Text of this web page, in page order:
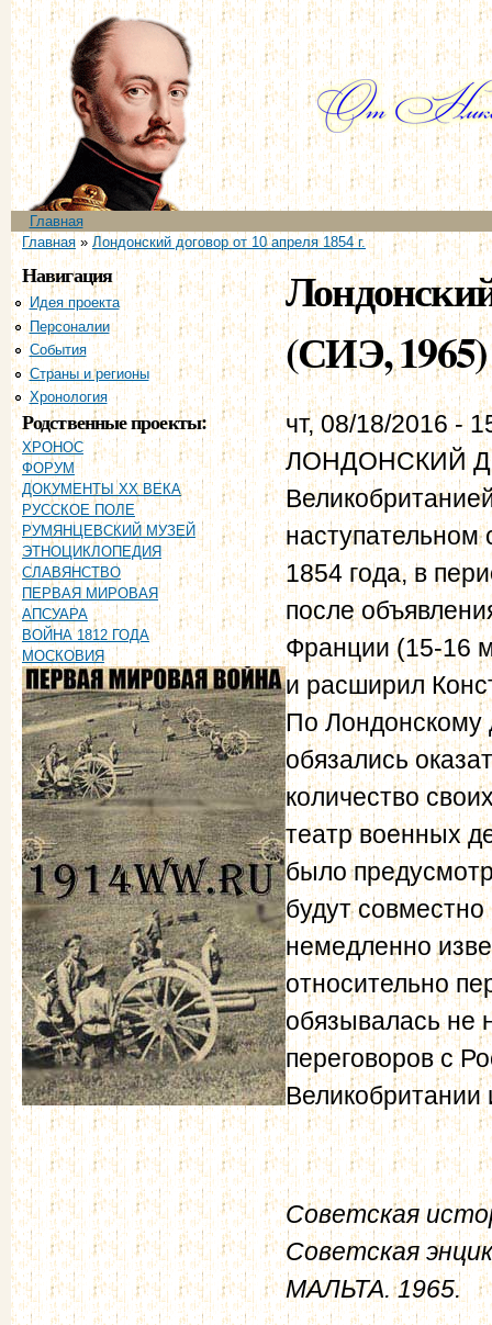
Главное меню
Главная
Вы здесь
Главная» Лондонский договор от 10 апреля 1854 г.
Навигация
Идея проекта
Персоналии
События
Страны и регионы
Хронология
Родственные проекты:
ХРОНОС
ФОРУМ
ДОКУМЕНТЫ XX ВЕКА
РУССКОЕ ПОЛЕ
РУМЯНЦЕВСКИЙ МУЗЕЙ
ЭТНОЦИКЛОПЕДИЯ
СЛАВЯНСТВО
ПЕРВАЯ МИРОВАЯ
АПСУАРА
ВОЙНА 1812 ГОДА
МОСКОВИЯ
(СИЭ, 1965)
чт, 08/18/2016 -
ЛОНДОНСКИЙ
наступательном
1854 года, в
после
Франции (15-16
и расширил
По Лондонскому
обязались
количество
театр военных
было
будут
немедленно
относительно
обязывалась не
переговоров с
Советская
Советская
МАЛЬТА. 1965.